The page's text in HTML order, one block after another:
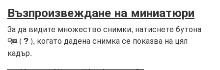
Възпроизвеждане на миниатюри
За да видите множество снимки, натиснете бутона
W ( Q ), когато дадена снимка се показва на цял
кадър.